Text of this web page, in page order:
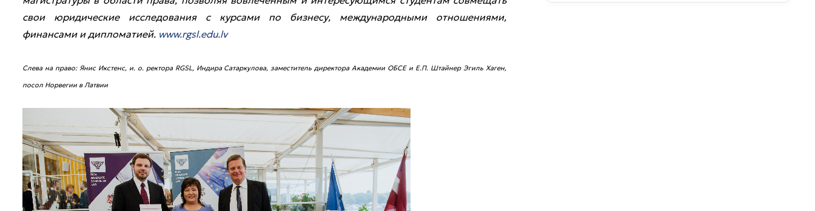
свои юридические исследования с курсами по бизнесу, международными отношениями,
финансами и дипломатией. www.rgsl.edu.lv
Слева на право: Янис Икстенс, и. о. ректора RGSL, Индира Сатаркулова,заместитель директораАкадемии ОБСЕ и Е.П. Штайнер Эгиль Хаген,
посол Норвегии в Латвии